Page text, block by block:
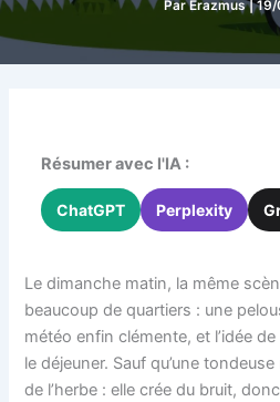
ParErazmus|19/
Résumer avec l'IA :
ChatGPT Perplexity
Le dimanche matin, la même
beaucoup de quartiers : une
météo enfin clémente, et l’idée
le déjeuner. Sauf qu’une
de l’herbe : elle crée du bruit,